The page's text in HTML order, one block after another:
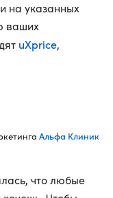
на указанных
ваших
uXprice,
Альфа Клиник
что любые